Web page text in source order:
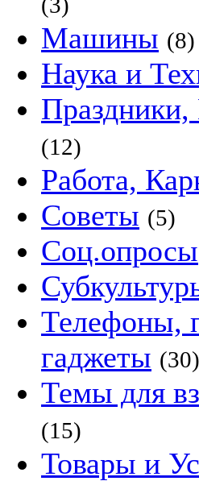
Машины (8)
Наука и
(12)
Работа,
Советы (5)
Соц.опросы
Телефоны,
гаджеты (30)
Темы для
(15)
Товары и